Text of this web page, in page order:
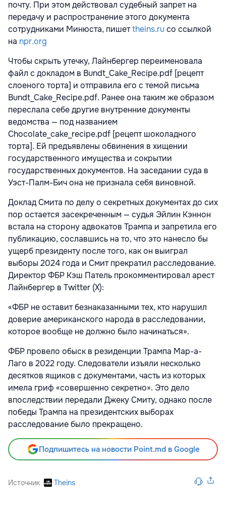
почту. При этом действовал судебный запрет на
передачу и распространение этого документа
сотрудниками Минюста, пишетtheins.ruсо ссылкой
на npr.org
Чтобы скрыть утечку, Лайнбергер переименовала
файл с докладом в Bundt_Cake_Recipe.pdf [рецепт
слоеного торта] и отправила его с темой письма
Bundt_Cake_Recipe.pdf. Ранее она таким же образом
переслала себе другие внутренние документы
ведомства — под названием
Chocolate_cake_recipe.pdf [рецепт шоколадного
торта]. Ей предъявлены обвинения в хищении
государственного имущества и сокрытии
государственных документов. На заседании суда в
Уэст-Палм-Бич она не признала себя виновной.
Доклад Смита по делу о секретных документах до сих
пор остается засекреченным — судья Эйлин Кэннон
встала на сторону адвокатов Трампа и запретила его
публикацию, сославшись на то, что это нанесло бы
ущерб президенту после того, как он выиграл
выборы 2024 года и Смит прекратил расследование.
Директор ФБР Кэш Патель прокомментировал арест
Лайнбергер в Twitter (X):
«ФБР не оставит безнаказанными тех, кто нарушил
доверие американского народа в расследовании,
которое вообще не должно было начинаться».
ФБР провело обыск в резиденции Трампа Мар-а-
Лаго в 2022 году. Следователи изъяли несколько
десятков ящиков с документами, часть из которых
имела гриф «совершенно секретно». Это дело
впоследствии передали Джеку Смиту, однако после
победы Трампа на президентских выборах
расследование было прекращено.
Подпишитесь на новости Point.md в Google
Источник Theins